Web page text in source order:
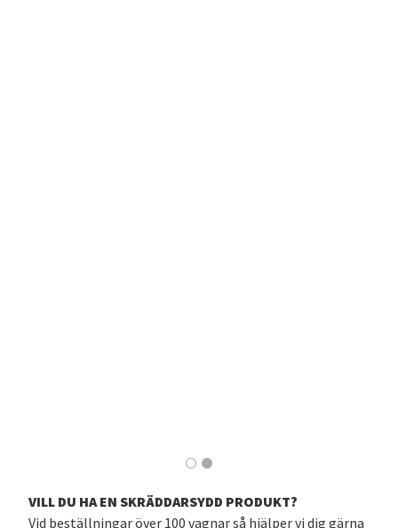
VILL DU HA EN SKRÄDDARSYDD PRODUKT?
Vid beställningar över 100 vagnar så hjälper vi dig gärna